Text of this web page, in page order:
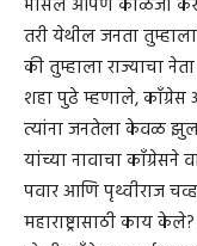
तरी येथील जनता
की तुम्हाला राज्याचा
शहा पुढे म्हणाले, काँग्रेस
त्यांना जनतेला केवळ
यांच्या नावाचा काँग्रेसने
पवार आणि पृथ्वीराज
महाराष्ट्रासाठी काय